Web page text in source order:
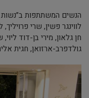
הנשים המשתתפות
לווינגר פשין, שרי
חן גלאון, מירי בן-דוד
גולדפרב-ארזואן, חגית